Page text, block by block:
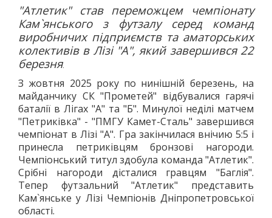
ВАЖКА АТЛЕТИКА
ПАУЕРЛІФТИНГ
ГИРЬОВИЙ СПОРТ
ЄДИНОБОРСТВА
ТХЕКВОНДО
БОКС
КІКБОКСИНГ
ДЗЮДО
ВІЛЬНА БОРОТЬБА
КАРАТЕ
АЙКІДО
ФРІФАЙТ
ММА
"Атлетик" став переможцем чемпіонату
Кам`янського з футзалу серед команд
виробничих підприємств та аматорських
колективів в Лізі "А", який завершився 22
березня.
З жовтня 2025 року по нинішній березень, на
майданчику СК "Прометей" відбувалися гарячі
баталії в Лігах "А" та "Б". Минулої неділі матчем
"Петриківка" - "ПМГУ Камет-Сталь" завершився
чемпіонат в Лізі "А". Гра закінчилася внічию 5:5 і
принесла петриківцям бронзові нагороди.
Чемпіонський титул здобула команда "Атлетик".
Срібні нагороди дісталися гравцям "Баглія".
Тепер футзальний "Атлетик" представить
Кам`янське у Лізі Чемпіонів Дніпропетровської
області.